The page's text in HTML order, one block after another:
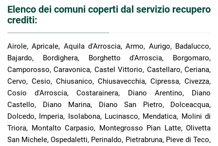
Elenco dei comuni coperti dal servizio recupero
crediti:
Airole, Apricale, Aquila d'Arroscia, Armo, Aurigo, Badalucco,
Bajardo, Bordighera, Borghetto d'Arroscia, Borgomaro,
Camporosso, Caravonica, Castel Vittorio, Castellaro, Ceriana,
Cervo, Cesio, Chiusanico, Chiusavecchia, Cipressa, Civezza,
Cosio d'Arroscia, Costarainera, Diano Arentino, Diano
Castello, Diano Marina, Diano San Pietro, Dolceacqua,
Dolcedo, Imperia, Isolabona, Lucinasco, Mendatica, Molini di
Triora, Montalto Carpasio, Montegrosso Pian Latte, Olivetta
San Michele, Ospedaletti, Perinaldo, Pietrabruna, Pieve di Teco,